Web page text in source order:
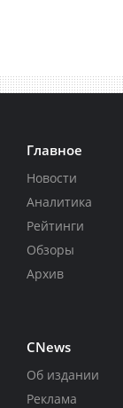
Главное
Новости
Аналитика
Рейтинги
Обзоры
Архив
CNews
Об издании
Реклама